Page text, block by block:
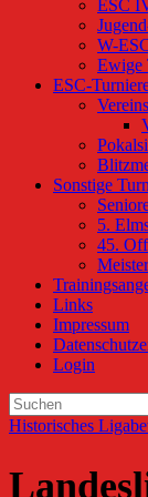
ESC
W-
Ewige
ESC-
Sonstige
5.
45.
Links
Impressum
Login
Historisches